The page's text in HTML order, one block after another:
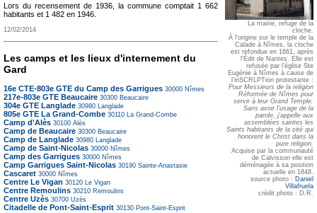
La mairie, refuge de la
cloche.
À l'origine sur le temple de la
Calade à Nîmes, la cloche
est refondue en 1661, après
l'Édit de Nantes. Elle est
refusée par l'église Ste
Eugénie à Nîmes à cause de
l'inSCRLPTion protestante :
Pour Messieurs de la religion
Réformée de Nîmes pour
servir à leur Grand Temple.
Sans avoir l'usage de la
parole, j'appelle aux
assemblées saintes les
Saints habitants de la cité qui
honorent le Christ dans la
pure religion.
Acquise par la communauté
de Calvisson elle est
déménagée à sa position
actuelle en 1848.
source photo : Daniel
Villafruela
crédit photo : D.R.
Lors du recensement de 1936, la commune comptait 1 662
habitants et 1 482 en 1946.
12/02/2014
Les camps et les lieux d'internement du
Gard
16e CTE-803e GTE du Camp des Garrigues 30000 Nîmes
217e-803e GTE Beaucaire 30300 Beaucaire
304e GTE Langlade 30980 Langlade
805e GTE La Grand-Combe 30110 La Grand-Combe
Camp d'Alès 30100 Alès
Camp de Beaucaire 30300 Beaucaire
Camp de Langlade 30980 Langlade
Camp de Saint-Nicolas 30000 Nîmes
Camp des Garrigues 30000 Nîmes
Camp Garrigues Saint-Nicolas 30190 Sainte-Anastasie
Cascaret 30000 Nîmes
Centre Le Vigan 30120 Le Vigan
Centre Remoulins 30210 Remoulins
Centre Uzès 30700 Uzès
Citadelle de Pont-Saint-Esprit 30130 Pont-Saint-Esprit